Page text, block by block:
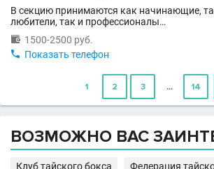
В секцию принимаются как начинающие,
любители, так и профессионалы…
 1500-2500 руб.
 Показать телефон
1 2 3 … 14
ВОЗМОЖНО ВАС
Клуб тайского бокса Федерация